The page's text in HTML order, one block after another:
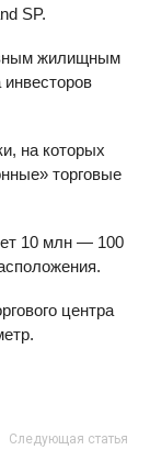
SP.
жилищным
на которых
торговые
10 млн — 100
центра
Следующая статья